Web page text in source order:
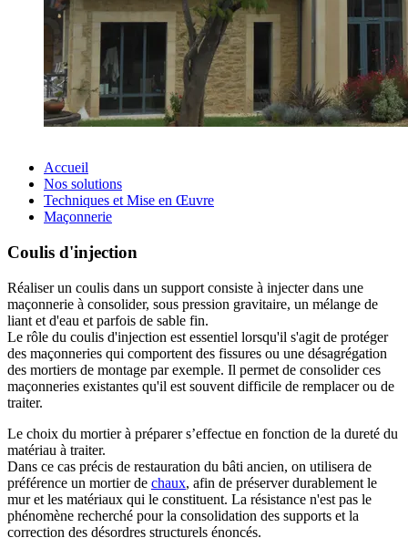
Accueil
Nos solutions
Techniques et Mise en Œuvre
Maçonnerie
Coulis d'injection
Réaliser un coulis dans un support consiste à injecter dans une
maçonnerie à consolider, sous pression gravitaire, un mélange de
liant et d'eau et parfois de sable fin.
Le rôle du coulis d'injection est essentiel lorsqu'il s'agit de protéger
des maçonneries qui comportent des fissures ou une désagrégation
des mortiers de montage par exemple. Il permet de consolider ces
maçonneries existantes qu'il est souvent difficile de remplacer ou de
traiter.
Le choix du mortier à préparer s’effectue en fonction de la dureté du
matériau à traiter.
Dans ce cas précis de restauration du bâti ancien, on utilisera de
préférence un mortier de chaux, afin de préserver durablement le
mur et les matériaux qui le constituent. La résistance n'est pas le
phénomène recherché pour la consolidation des supports et la
correction des désordres structurels énoncés.